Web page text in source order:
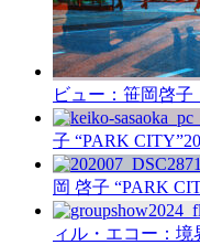
ビュー：笹岡啓子
子 “PARK CITY”
岡 啓子 “PARK
ィル・エコー：